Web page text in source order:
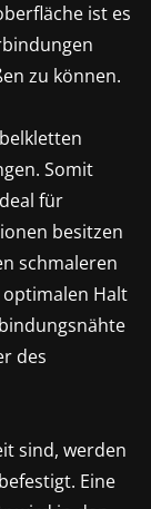
ist es
zu können.
Somit
für
besitzen
schmaleren
optimalen Halt
des
sind, werden
Eine